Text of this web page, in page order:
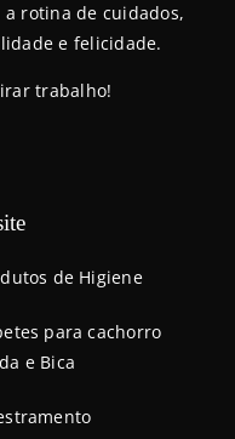
rotina de cuidados,
e felicidade.
trabalho!
de Higiene
para cachorro
e Bica